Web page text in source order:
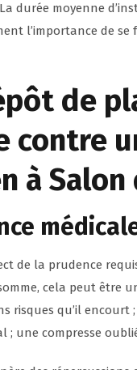
durée moyenne
l’importance de
de
contre
à Salon
de la prudence
cela peut être
qu’il encourt
une compresse